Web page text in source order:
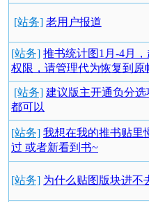
[站务] 老用户报道
[站务] 推书统计图1月-4月
权限，请管理代为恢复到原
[站务] 建议版主开通负分
都可以
[站务] 我想在我的推书贴里
过 或者新看到书~
[站务] 为什么贴图版块进不